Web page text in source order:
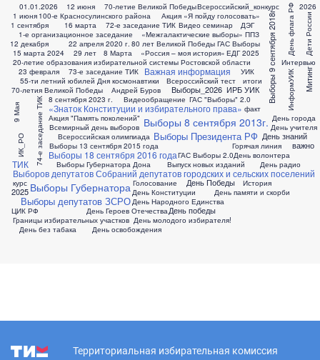
01.01.2026
1 июня
1 сентября
1-е организационное заседание
100-е Красносулинского района
12 декабря
12 июня
15 марта 2024
16 марта
20-летие образования избирательной системы Ростовской области
22 апреля 2020 г.
23 февраля
29 лет
55-ти летний юбилей Дня космонавтики
70-летие Великой Победы
70-летия Великой Победы
72-е заседание ТИК
73-е заседание ТИК
74-е заседание ТИК
8 Марта
8 сентября 2023 г.
80 лет Великой Победы
9 Мая «Знаток Конституции и избирательного права»
«Межгалактические выборы»
«Россия – моя история»
Акция "Память поколений"
Акция «Я пойду голосовать»
Андрей Буров
Важная информация
Видео семинар
Видеообращение
Всемирный день выборов
Всероссийская олимпиада
Всероссийский тест
Всероссийский_конкурс
Выборов депутатов Собраний депутатов городских и сельских поселений
Выборы 13 сентября 2015 года
Выборы 18 сентября 2016 года
Выборы 8 сентября 2013г.
Выборы 9 сентября 2018г
Выборы Губернатора
Выборы Губернатора Дона
Выборы Президента РФ
Выборы депутатов ЗСРО
Выборы_2026
Выпуск новых изданий
ГАС "Выборы" 2.0
ГАС Выборы
ГАС Выборы 2.0
Голосование
Горячая линия
Границы избирательных участков
ДЭГ
День Героев Отечества
День Конституции
День Народного Единства
День Победы
День без табака
День волонтера
День города
День знаний
День молодого избирателя!
День освобождения
День памяти и скорби
День победы
День радио
День учителя
День флага РФ Дети России
ЕДГ 2025
ИК_РО
ИРБ УИК
Интервью
ИнформУИК
История
Митинг
ППЗ
ТИК
УИК
ЦИК РФ
важно
итоги
курс
факт
2025
2026
Территориальная избирательная комиссия